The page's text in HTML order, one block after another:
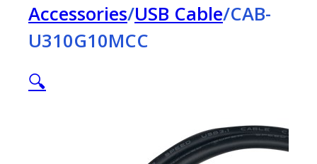
Accessories/USB Cable/CAB-
U310G10MCC
🔍